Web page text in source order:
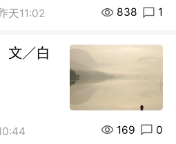
天11:02 838 1
文／白
169 0